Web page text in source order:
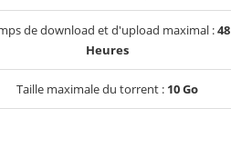
de download et d'upload maximal :48
Heures
Taille maximale du torrent : 10 Go